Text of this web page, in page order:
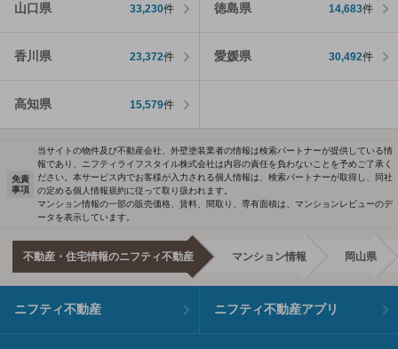
山口県 33,230件 徳島県 14,683件
香川県 23,372件 愛媛県 30,492件
高知県 15,579件
免責
事項
当サイトの物件及び不動産会社、外壁塗装業者の情報は検索パートナーが提供している情
報であり、ニフティライフスタイル株式会社は内容の責任を負わないことを予めご了承く
ださい。本サービス内でお客様が入力される個人情報は、検索パートナーが取得し、同社
の定める個人情報規約に従って取り扱われます。
マンション情報の一部の販売価格、賃料、間取り、専有面積は、マンションレビューのデ
ータを表示しています。
不動産・住宅情報のニフティ不動産 マンション情報 岡山県
ニフティ不動産 ニフティ不動産アプリ